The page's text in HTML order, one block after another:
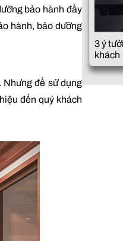
bảo hành đầy
hành, bảo dưỡng
Nhưng để sử dụng
đến quý khách
3 ý
khách